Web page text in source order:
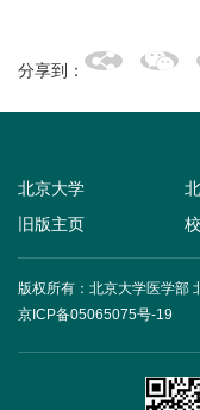
分享到：
北京大学
旧版主页
版权所有：北京大学医学部
京ICP备05065075号-19